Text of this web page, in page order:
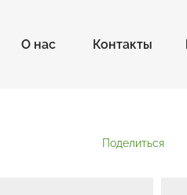
О нас Контакты
Поделиться